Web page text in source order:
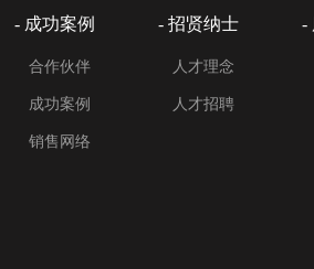
- 成功案例
合作伙伴
成功案例
销售网络
- 招贤纳士
人才理念
人才招聘
-